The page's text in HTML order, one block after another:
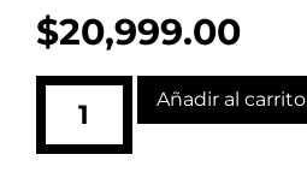
$20,999.00
Añadir al carrito